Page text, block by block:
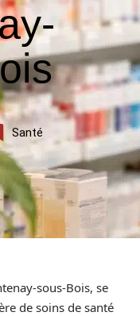
Santé
sous-Bois, se
de soins de santé